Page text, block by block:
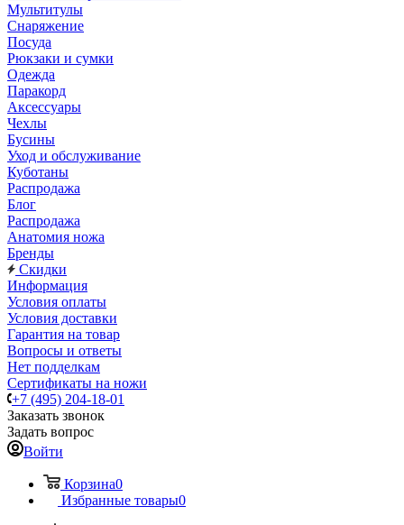
Мультитулы
Снаряжение
Посуда
Рюкзаки и сумки
Одежда
Паракорд
Аксессуары
Чехлы
Бусины
Уход и обслуживание
Куботаны
Распродажа
Блог
Распродажа
Анатомия ножа
Бренды
Скидки
Информация
Условия оплаты
Условия доставки
Гарантия на товар
Вопросы и ответы
Нет подделкам
Сертификаты на ножи
+7 (495) 204-18-01
Заказать звонок
Задать вопрос
Войти
Корзина0
Избранные товары0